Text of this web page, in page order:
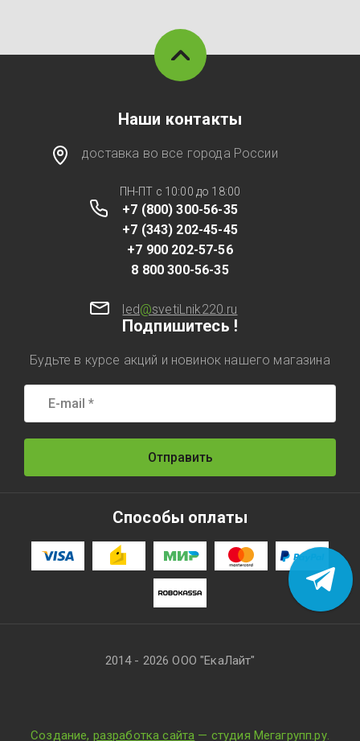
Наши контакты
доставка во все города России
ПН-ПТ с 10:00 до 18:00
+7 (800) 300-56-35
+7 (343) 202-45-45
+7 900 202-57-56
8 800 300-56-35
led@svetiLnik220.ru
Подпишитесь !
Будьте в курсе акций и новинок нашего магазина
Отправить
Способы оплаты
2014 - 2026 ООО "ЕкаЛайт"
Создание, разработка сайта — студия Мегагрупп.ру.